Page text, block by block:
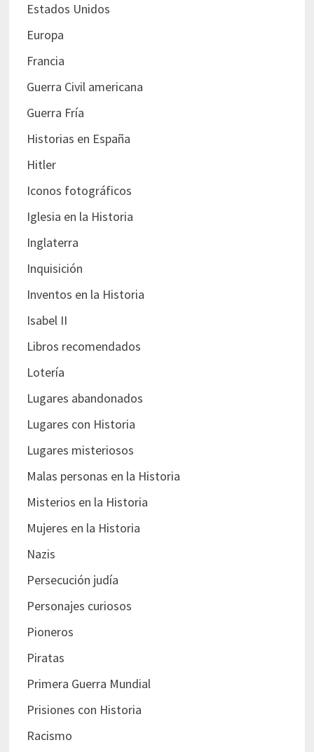
Estados Unidos
Europa
Francia
Guerra Civil americana
Guerra Fría
Historias en España
Hitler
Iconos fotográficos
Iglesia en la Historia
Inglaterra
Inquisición
Inventos en la Historia
Isabel II
Libros recomendados
Lotería
Lugares abandonados
Lugares con Historia
Lugares misteriosos
Malas personas en la Historia
Misterios en la Historia
Mujeres en la Historia
Nazis
Persecución judía
Personajes curiosos
Pioneros
Piratas
Primera Guerra Mundial
Prisiones con Historia
Racismo